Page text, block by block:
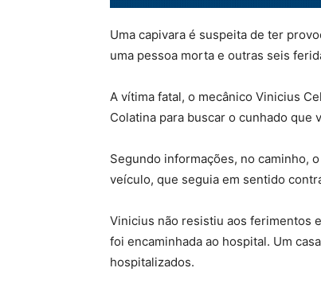
Uma capivara é suspeita de ter
uma pessoa morta e outras seis
A vítima fatal, o mecânico Vinicius
Colatina para buscar o cunhado que
Segundo informações, no caminho,
veículo, que seguia em sentido
Vinicius não resistiu aos ferimentos
foi encaminhada ao hospital. Um
hospitalizados.